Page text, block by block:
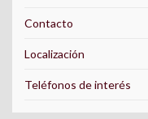
Contacto
Localización
Teléfonos de interés